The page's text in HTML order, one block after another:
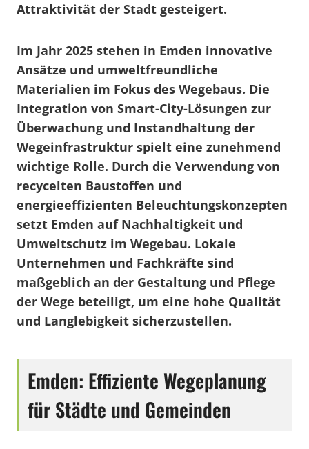
Attraktivität der Stadt gesteigert.
Im Jahr 2025 stehen in Emden innovative
Ansätze und umweltfreundliche
Materialien im Fokus des Wegebaus. Die
Integration von Smart-City-Lösungen zur
Überwachung und Instandhaltung der
Wegeinfrastruktur spielt eine zunehmend
wichtige Rolle. Durch die Verwendung von
recycelten Baustoffen und
energieeffizienten Beleuchtungskonzepten
setzt Emden auf Nachhaltigkeit und
Umweltschutz im Wegebau. Lokale
Unternehmen und Fachkräfte sind
maßgeblich an der Gestaltung und Pflege
der Wege beteiligt, um eine hohe Qualität
und Langlebigkeit sicherzustellen.
Emden: Effiziente Wegeplanung
für Städte und Gemeinden